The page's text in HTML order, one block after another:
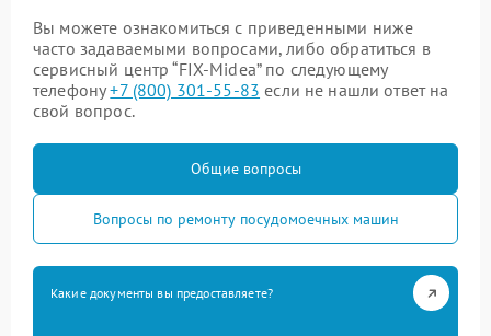
Вы можете ознакомиться с приведенными ниже
часто задаваемыми вопросами, либо обратиться в
сервисный центр “FIX-Midea” по следующему
телефону+7 (800) 301-55-83 если не нашли ответ на
свой вопрос.
Общие вопросы
Вопросы по ремонту посудомоечных машин
Какие документы вы предоставляете?